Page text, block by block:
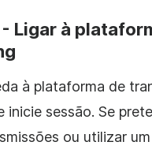
Ligar à
à plataforma de
inicie sessão. Se
ou utilizar